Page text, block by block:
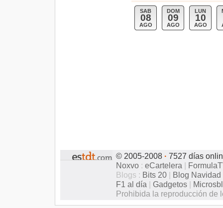
SAB
08
AGO
DOM
09
AGO
LUN
10
AGO
© 2005-2008 · 7527 días
Noxvo : eCartelera |
Blogs : Bits 20 | Blog Navidad
F1 al día | Gadgetos |
Prohibida la reproducción de